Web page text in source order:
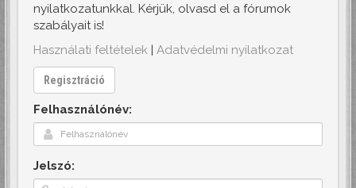
nyilatkozatunkkal. Kérjük, olvasd el a fórumok
szabályait is!
Használati feltételek | Adatvédelmi nyilatkozat
Regisztráció
Felhasználónév:
Jelszó: